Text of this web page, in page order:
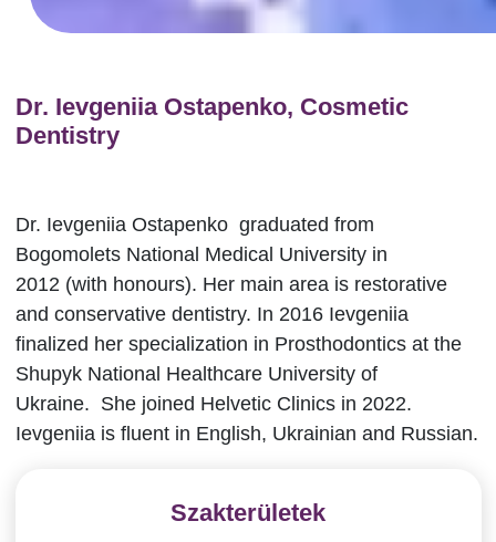
Dr. Ievgeniia Ostapenko, Cosmetic
Dentistry
Dr. Ievgeniia Ostapenko graduated from
Bogomolets National Medical University in
2012 (with honours). Her main area is restorative
and conservative dentistry. In 2016 Ievgeniia
finalized her specialization in Prosthodontics at the
Shupyk National Healthcare University of
Ukraine. She joined Helvetic Clinics in 2022.
Ievgeniia is fluent in English, Ukrainian and Russian.
Szakterületek